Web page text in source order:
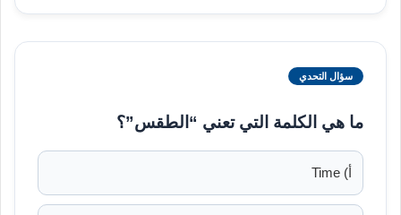
سؤال التحدي
ما هي الكلمة التي تعني “الطقس”؟
أ) Time